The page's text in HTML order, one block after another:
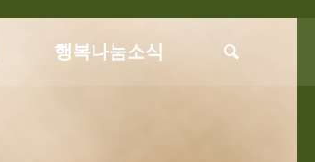
행복나눔소식